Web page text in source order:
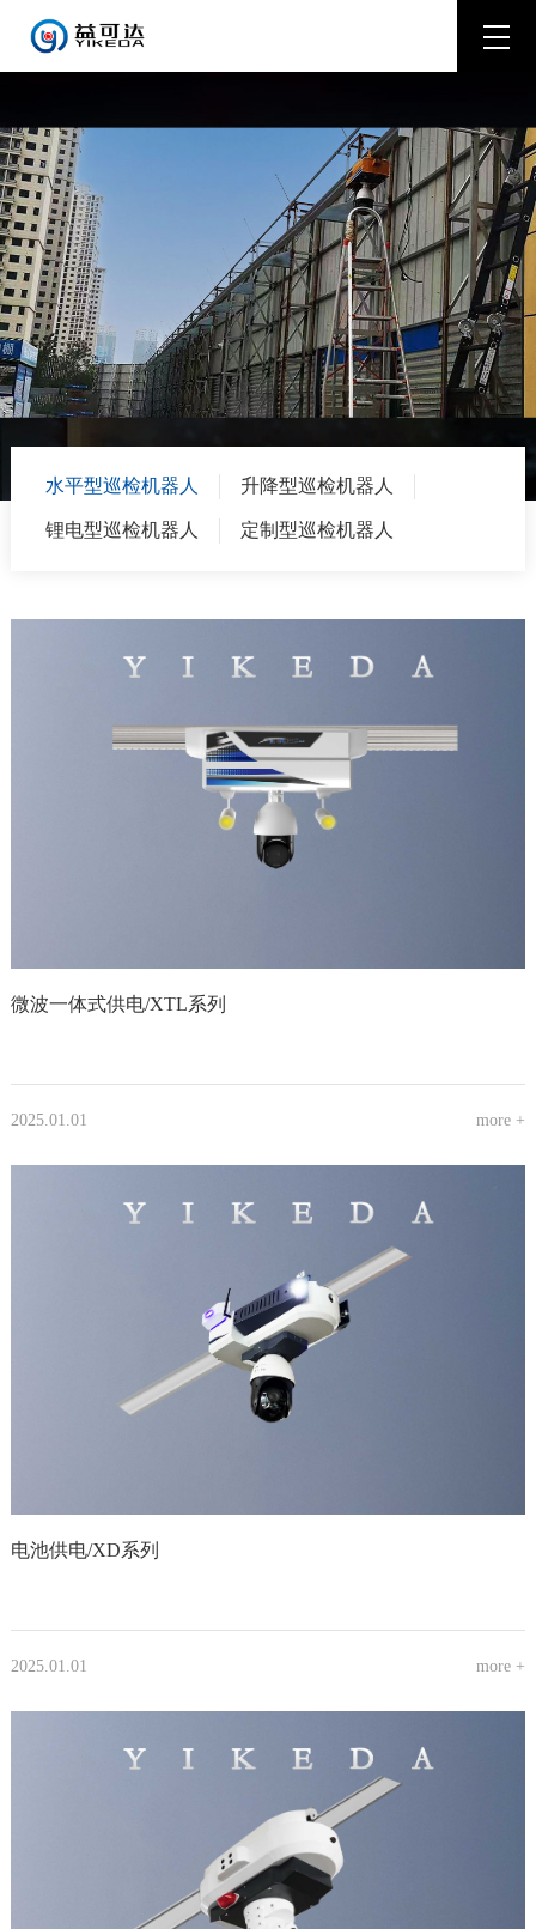
水平型巡检机器人 升降型巡检机器人
锂电型巡检机器人 定制型巡检机器人
微波一体式供电/XTL系列
2025.01.01 more +
电池供电/XD系列
2025.01.01 more +